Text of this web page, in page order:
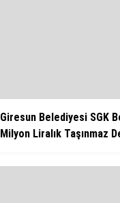
Giresun Belediyesi SGK
Milyon Liralık Taşınmaz